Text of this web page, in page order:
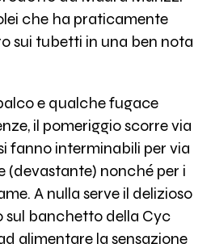
che ha praticamente
sui tubetti in una ben nota
e qualche fugace
il pomeriggio scorre via
fanno interminabili per via
(devastante) nonché per i
A nulla serve il delizioso
sul banchetto della Cyc
alimentare la sensazione